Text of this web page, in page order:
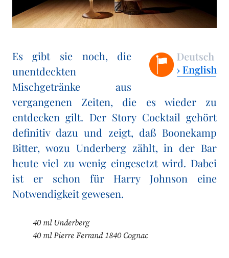
Es gibt sie noch, die
unentdeckten
Mischgetränke aus
vergangenen Zeiten, die es wieder zu
entdecken gilt. Der Story Cocktail gehört
definitiv dazu und zeigt, daß Boonekamp
Bitter, wozu Underberg zählt, in der Bar
heute viel zu wenig eingesetzt wird. Dabei
ist er schon für Harry Johnson eine
Notwendigkeit gewesen.
40 ml Underberg
40 ml Pierre Ferrand 1840 Cognac